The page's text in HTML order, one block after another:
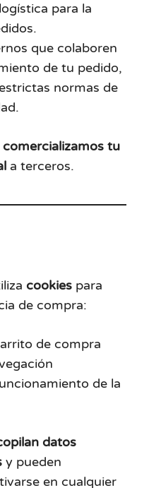
para la
que colaboren
de tu pedido,
normas de
tu
a terceros.
cookies para
de compra:
de compra
de la
datos
y pueden
en cualquier